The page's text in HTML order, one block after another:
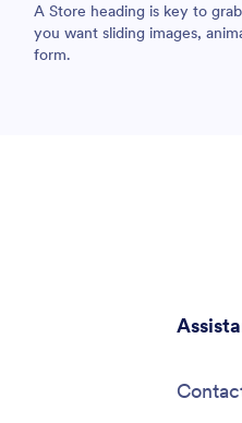
A Store heading is key to
you want sliding images,
form.